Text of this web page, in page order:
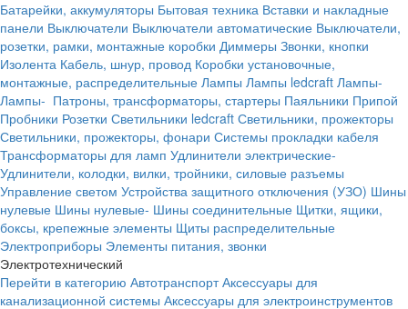
Батарейки, аккумуляторы Бытовая техника Вставки и накладные
панели Выключатели Выключатели автоматические Выключатели,
розетки, рамки, монтажные коробки Диммеры Звонки, кнопки
Изолента Кабель, шнур, провод Коробки установочные,
монтажные, распределительные Лампы Лампы ledcraft Лампы-
Лампы- Патроны, трансформаторы, стартеры Паяльники Припой
Пробники Розетки Светильники ledcraft Светильники, прожекторы
Светильники, прожекторы, фонари Системы прокладки кабеля
Трансформаторы для ламп Удлинители электрические-
Удлинители, колодки, вилки, тройники, силовые разъемы
Управление светом Устройства защитного отключения (УЗО) Шины
нулевые Шины нулевые- Шины соединительные Щитки, ящики,
боксы, крепежные элементы Щиты распределительные
Электроприборы Элементы питания, звонки
Электротехнический
Перейти в категорию Автотранспорт Аксессуары для
канализационной системы Аксессуары для электроинструментов